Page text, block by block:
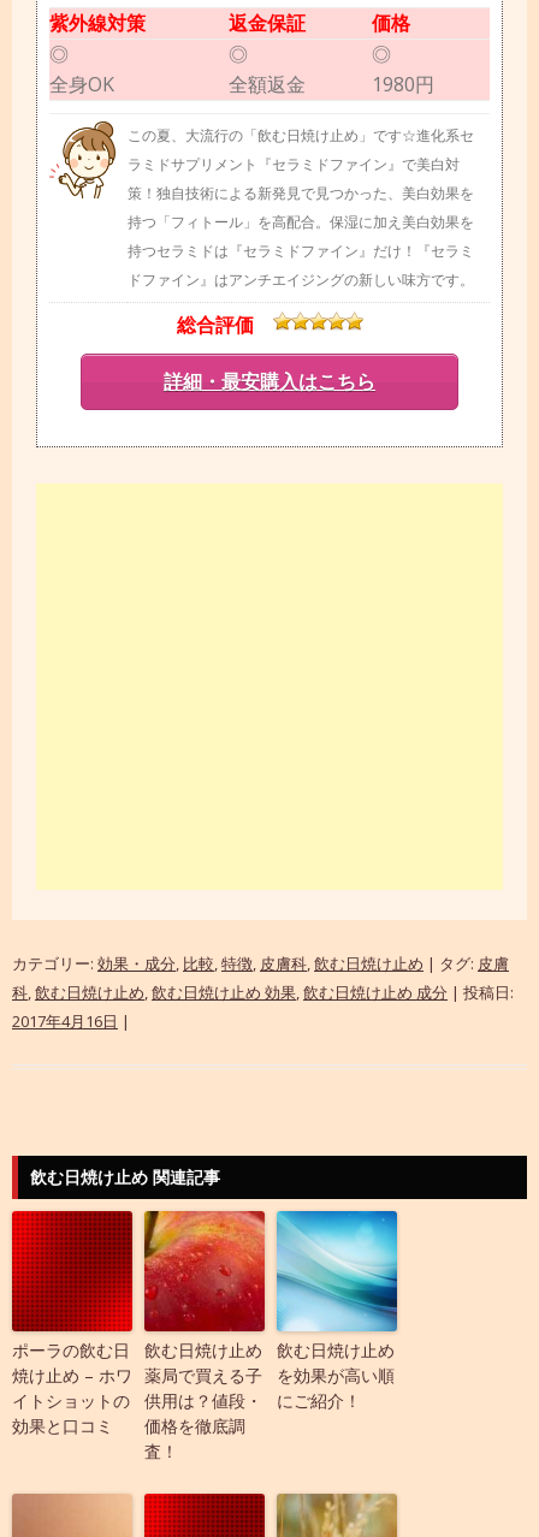
紫外線対策 返金保証
価格
◎
全身OK
◎
全額返金
◎
1980円
この夏、大流行の「飲む日焼け止め」です☆進化系セ
ラミドサプリメント『セラミドファイン』で美白対
策！独自技術による新発見で見つかった、美白効果を
持つ「フィトール」を高配合。保湿に加え美白効果を
持つセラミドは『セラミドファイン』だけ！『セラミ
ドファイン』はアンチエイジングの新しい味方です。
総合評価
詳細・最安購入はこちら
カテゴリー: 効果・成分, 比較,特徴, 皮膚科,飲む日焼け止め | タグ: 皮膚
科,飲む日焼け止め,飲む日焼け止め 効果,飲む日焼け止め 成分 | 投稿日:
2017年4月16日 |
飲む日焼け止め 関連記事
ポーラの飲む日
焼け止め – ホワ
イトショットの
効果と口コミ
飲む日焼け止め
薬局で買える子
供用は？値段・
価格を徹底調
査！
飲む日焼け止め
を効果が高い順
にご紹介！